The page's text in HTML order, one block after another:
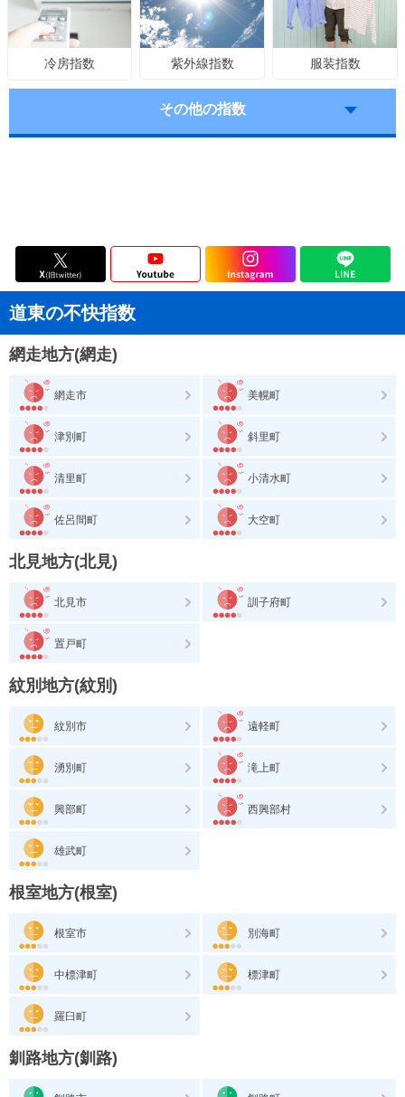
冷房指数 紫外線指数 服装指数
その他の指数
道東の不快指数
網走地方(網走)
網走市 美幌町
津別町 斜里町
清里町 小清水町
佐呂間町 大空町
北見地方(北見)
北見市 訓子府町
置戸町
紋別地方(紋別)
紋別市 遠軽町
湧別町 滝上町
興部町 西興部村
雄武町
根室地方(根室)
根室市 別海町
中標津町 標津町
羅臼町
釧路地方(釧路)